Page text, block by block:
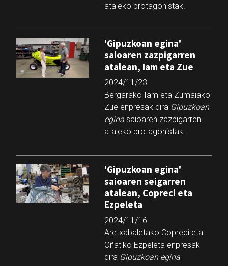
ataleko protagonistak.
'Gipuzkoan egina'
saioaren zazpigarren
atalean, Iam eta Zue
2024/11/23
Bergarako Iam eta Zumaiako
Zue enpresak dira Gipuzkoan
eginasaioaren zazpigarren
ataleko protagonistak.
'Gipuzkoan egina'
saioaren seigarren
atalean, Copreci eta
Ezpeleta
2024/11/16
Aretxabaletako Copreci eta
Oñatiko Ezpeleta enpresak
dira Gipuzkoan egina